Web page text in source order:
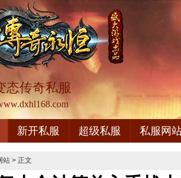
态传奇私服
新开私服 超级私服 私服网
站 > 正文